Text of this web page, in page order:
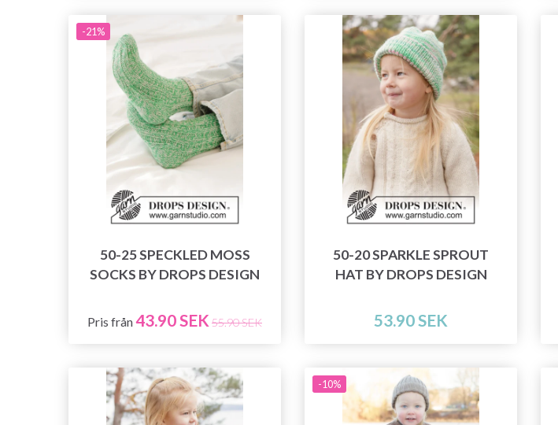
-21%
50-25 SPECKLED MOSS
SOCKS BY DROPS DESIGN
Pris från43.90 SEK 55.90 SEK
50-20 SPARKLE SPROUT
HAT BY DROPS DESIGN
53.90 SEK
-10%